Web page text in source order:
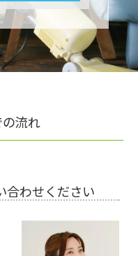
流れ
合わせください